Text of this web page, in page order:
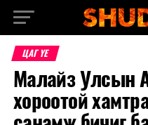
ЦАГ ҮЕ
Малайз Улсын
хороотой